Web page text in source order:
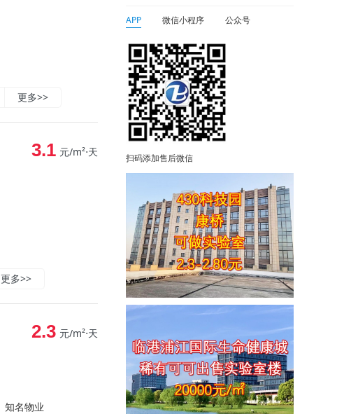
更多>>
3.1 元/m²⋅天
更多>>
知名物业
2.3 元/m²⋅天
APP 微信小程序 公众号
扫码添加售后微信